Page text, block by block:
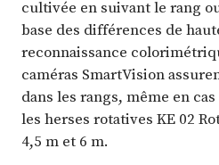
cultivée en suivant le rang
base des différences de
reconnaissance
caméras SmartVision
dans les rangs, même en
les herses rotatives KE 02
4,5 m et 6 m.